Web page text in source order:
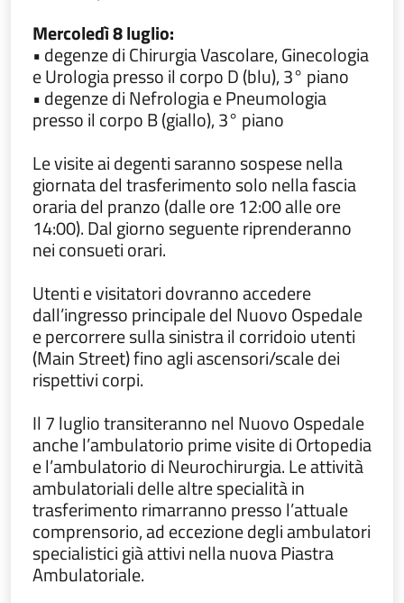
Mercoledì 8 luglio:
• degenze di Chirurgia Vascolare, Ginecologia
e Urologia presso il corpo D (blu), 3° piano
• degenze di Nefrologia e Pneumologia
presso il corpo B (giallo), 3° piano
Le visite ai degenti saranno sospese nella
giornata del trasferimento solo nella fascia
oraria del pranzo (dalle ore 12:00 alle ore
14:00). Dal giorno seguente riprenderanno
nei consueti orari.
Utenti e visitatori dovranno accedere
dall’ingresso principale del Nuovo Ospedale
e percorrere sulla sinistra il corridoio utenti
(Main Street) fino agli ascensori/scale dei
rispettivi corpi.
Il 7 luglio transiteranno nel Nuovo Ospedale
anche l’ambulatorio prime visite di Ortopedia
e l’ambulatorio di Neurochirurgia. Le attività
ambulatoriali delle altre specialità in
trasferimento rimarranno presso l’attuale
comprensorio, ad eccezione degli ambulatori
specialistici già attivi nella nuova Piastra
Ambulatoriale.